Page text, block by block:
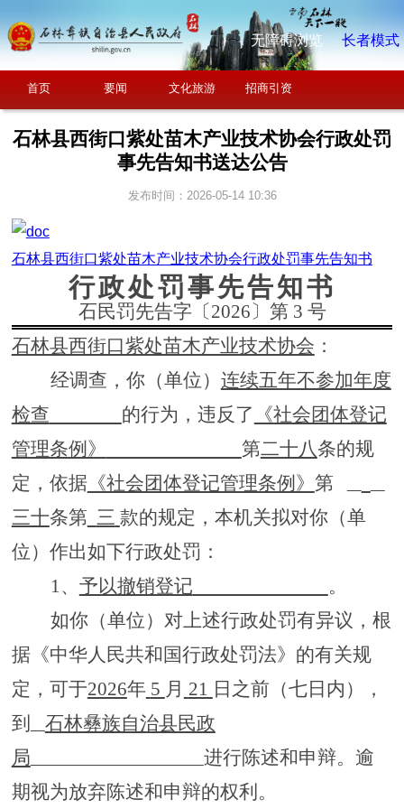
无障碍浏览 长者模式
首页 要闻 文化旅游 招商引资
石林县西街口紫处苗木产业技术协会行政处罚
事先告知书送达公告
发布时间：2026-05-14 10:36
石林县西街口紫处苗木产业技术协会行政处罚事先告知书
行政处罚事先告知书
石民罚先告字〔2026〕第 3 号
石林县西街口紫处苗木产业技术协会 ：
经调查，你（单位） 连续五年不参加年度
检查
的行为，违反了
《社会团体登记
管理条例》
第二十八条的规
定，依据《社会团体登记管理条例》 第
三十条第 三 款的规定， 本机关拟对你（单
位）作出如下行政处罚：
1、 予以撤销登记
。
如你（单位）对上述行政处罚有异议，根
据《中华人民共和国行政处罚法》的有关规
定，可于2026年 5 月 21 日之前（七日内），
到
石林彝族自治县民政
局
进行陈述和申辩。逾
期视为放弃陈述和申辩的权利。